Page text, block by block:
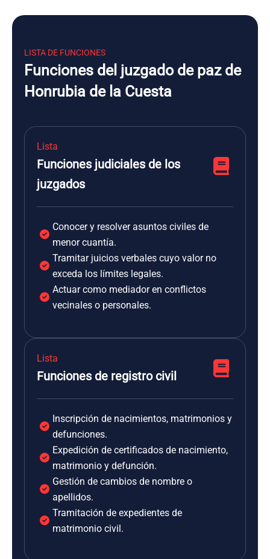
LISTA DE FUNCIONES
Funciones del juzgado de paz de
Honrubia de la Cuesta
Lista
Funciones judiciales de los
juzgados
Conocer y resolver asuntos civiles de
menor cuantía.
Tramitar juicios verbales cuyo valor no
exceda los límites legales.
Actuar como mediador en conflictos
vecinales o personales.
Lista
Funciones de registro civil
Inscripción de nacimientos, matrimonios y
defunciones.
Expedición de certificados de nacimiento,
matrimonio y defunción.
Gestión de cambios de nombre o
apellidos.
Tramitación de expedientes de
matrimonio civil.